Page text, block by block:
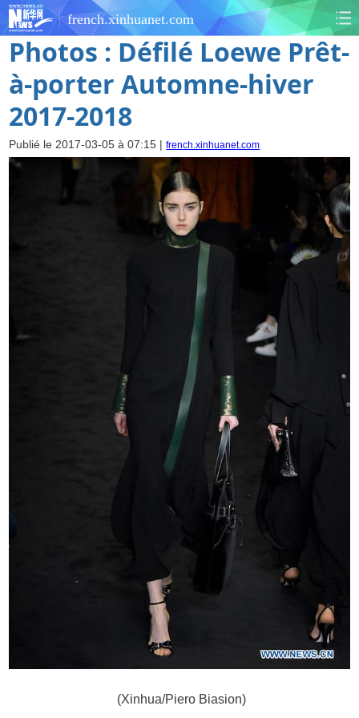
french.xinhuanet.com
Photos : Défilé Loewe Prêt-
à-porter Automne-hiver
2017-2018
Publié le 2017-03-05 à 07:15 |french.xinhuanet.com
(Xinhua/Piero Biasion)